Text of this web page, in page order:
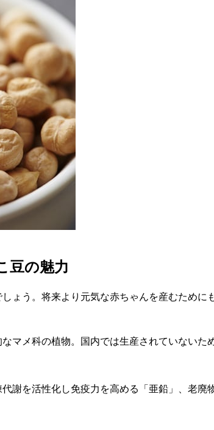
豆の魅力
ょう。将来より元気な赤ちゃんを産むため
マメ科の植物。国内では生産されていない
謝を活性化し免疫力を高める「亜鉛」、老